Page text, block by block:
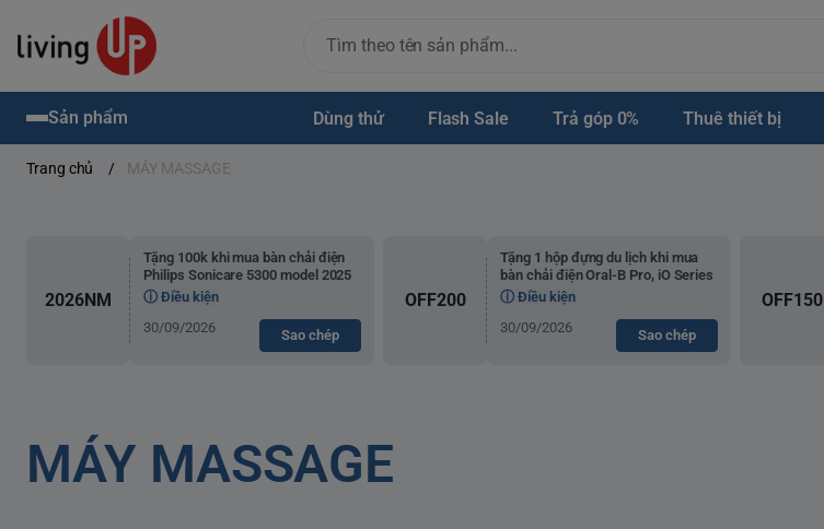
Sản phẩm Dùng thử Flash Sale Trả góp 0% Thuê thiết bị
Trang chủ / MÁY MASSAGE
2026NM
Tặng 100k khi mua bàn chải điện
Philips Sonicare 5300 model 2025
ⓘ Điều kiện
30/09/2026
Sao chép
OFF200
Tặng 1 hộp đựng du lịch khi mua
bàn chải điện Oral-B Pro, iO Series
ⓘ Điều kiện
30/09/2026
Sao chép
OFF150
MÁY MASSAGE